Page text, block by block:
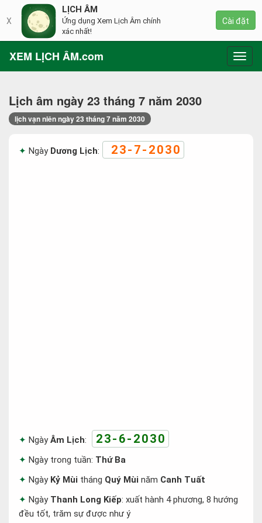
XEM LỊCH ÂM.com
Lịch âm ngày 23 tháng 7 năm 2030
lịch vạn niên ngày 23 tháng 7 năm 2030
Ngày Dương Lịch: 23-7-2030
NgàyÂm Lịch: 23-6-2030
Ngày trong tuần: Thứ Ba
Ngày Kỷ Mùi tháng Quý Mùi năm Canh Tuất
Ngày Thanh Long Kiếp: xuất hành 4 phương, 8 hướng
đều tốt, trăm sự được như ý
X
LỊCH ÂM
Ứng dụng Xem Lịch Âm chính
xác nhất!
Cài đặt